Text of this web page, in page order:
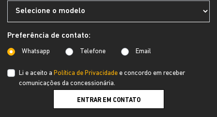
Preferência de contato:
Whatsapp Telefone Email
Li e aceito a Política de Privacidade e concordo em receber
comunicações da concessionária.
ENTRAR EM CONTATO